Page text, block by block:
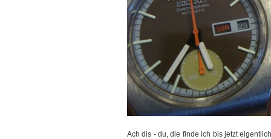
Ach dis - du, die finde ich bis jetzt